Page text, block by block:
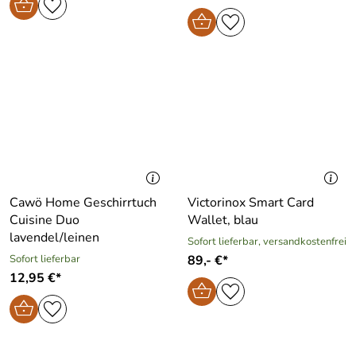
Cawö Home Geschirrtuch
Cuisine Duo
lavendel/leinen
Sofort lieferbar
12,95 €*
Victorinox Smart Card
Wallet, blau
Sofort lieferbar, versandkostenfrei
89,- €*